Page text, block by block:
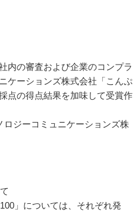
内の審査および企業のコンプラ
ケーションズ株式会社「こんぷ
点の得点結果を加味して受賞作
ジーコミュニケーションズ株
」については、それぞれ発